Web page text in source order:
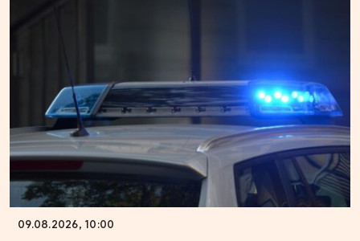
09.08.2026, 10:00